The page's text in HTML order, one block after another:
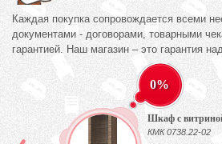
Каждая покупка сопровождается всеми
документами - договорами, товарными
гарантией. Наш магазин – это гарантия
0%
Шкаф с
КМК 0738.22-02